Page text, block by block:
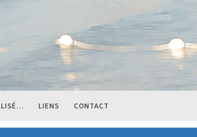
LIENS CONTACT